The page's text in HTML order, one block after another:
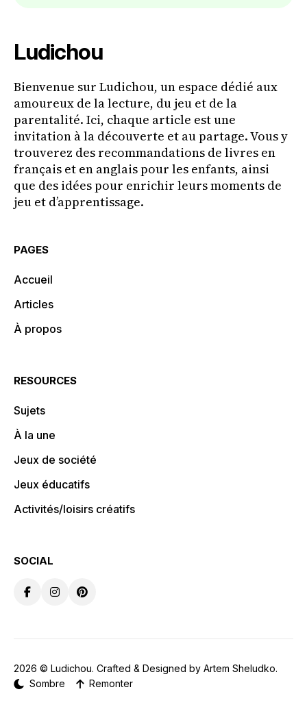
Ludichou
Bienvenue sur Ludichou, un espace dédié aux
amoureux de la lecture, du jeu et de la
parentalité. Ici, chaque article est une
invitation à la découverte et au partage. Vous y
trouverez des recommandations de livres en
français et en anglais pour les enfants, ainsi
que des idées pour enrichir leurs moments de
jeu et d’apprentissage.
PAGES
Accueil
Articles
À propos
RESOURCES
Sujets
À la une
Jeux de société
Jeux éducatifs
Activités/loisirs créatifs
SOCIAL
2026 © Ludichou. Crafted & Designed by Artem Sheludko.
Sombre
Remonter